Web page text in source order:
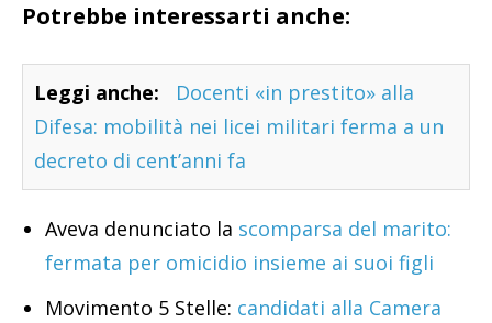
Potrebbe interessarti anche:
Leggi anche:
Docenti «in prestito» alla
Difesa: mobilità nei licei militari ferma a un
decreto di cent’anni fa
Aveva denunciato la scomparsa del marito:
fermata per omicidio insieme ai suoi figli
Movimento 5 Stelle: candidati alla Camera